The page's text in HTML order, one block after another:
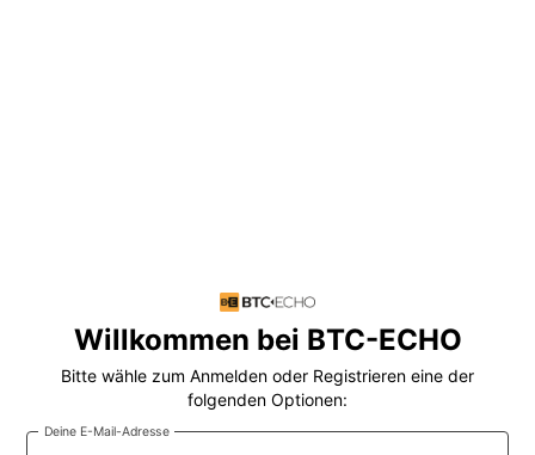
Willkommen bei BTC-ECHO
Bitte wähle zum Anmelden oder Registrieren eine der
folgenden Optionen:
Deine E-Mail-Adresse